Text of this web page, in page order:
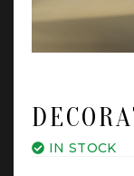
IN STOCK